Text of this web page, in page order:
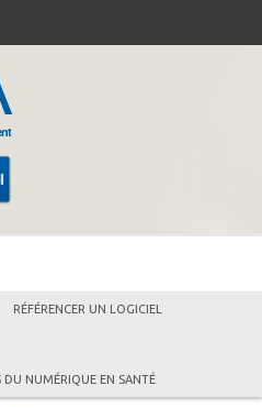
RÉFÉRENCER UN LOGICIEL
DU NUMÉRIQUE EN SANTÉ